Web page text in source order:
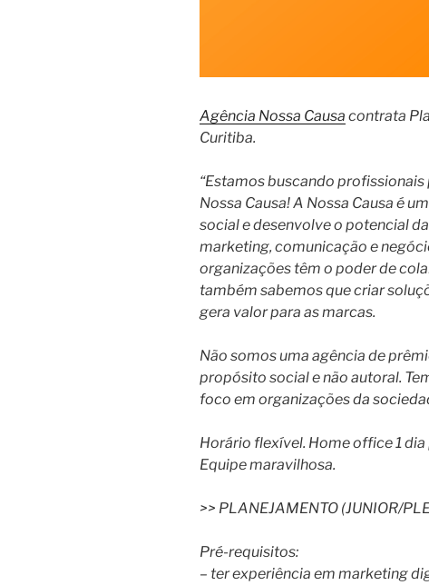
Agência Nossa Causa contrata
Curitiba.
“Estamos buscando
Nossa Causa! A Nossa Causa é
social e desenvolve o potencial
marketing, comunicação e
organizações têm o poder de
também sabemos que criar
gera valor para as marcas.
Não somos uma agência de
propósito social e não autoral.
foco em organizações da
Horário flexível. Home office 1
Equipe maravilhosa.
>> PLANEJAMENTO (JUNIOR/
Pré-requisitos:
– ter experiência em marketing